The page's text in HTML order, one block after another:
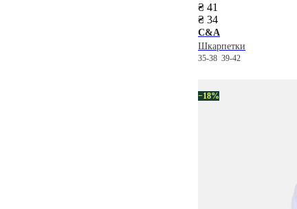
₴ 41
₴ 34
C&A
Шкарпетки
35-38 39-42
−18%